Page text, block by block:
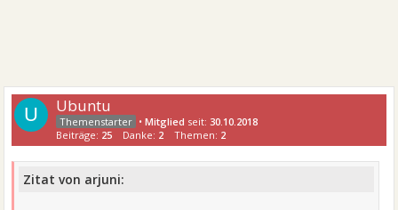
U Ubuntu
•Mitglied seit: 30.10.2018
Beiträge: 25 Danke: 2 Themen: 2
Zitat von arjuni: